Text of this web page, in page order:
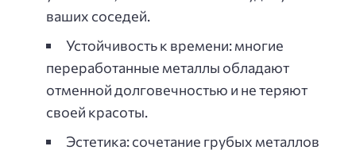
ваших соседей.
Устойчивость к времени: многие
переработанные металлы обладают
отменной долговечностью и не теряют
своей красоты.
Эстетика: сочетание грубых металлов